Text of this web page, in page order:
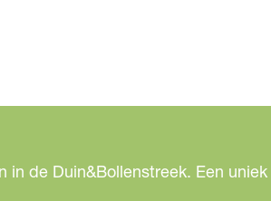
de Duin&Bollenstreek. Een